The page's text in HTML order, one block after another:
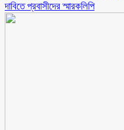
দাবিতে প্রবাসীদের স্মারকলিপি